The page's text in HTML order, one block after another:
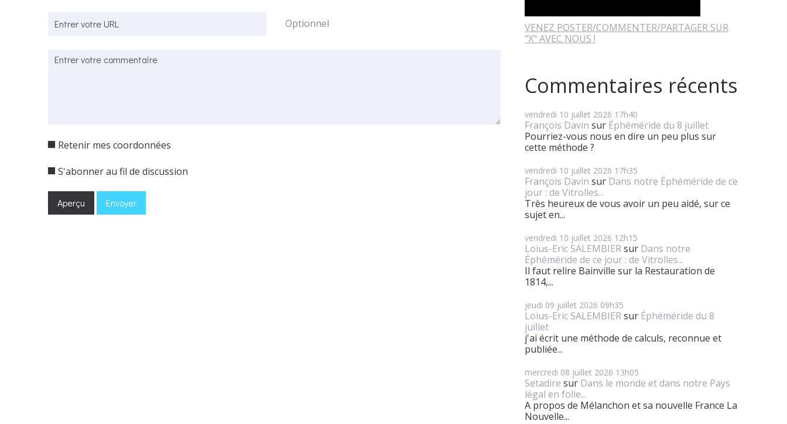
Optionnel
Retenir mes coordonnées
S'abonner au fil de discussion
VENEZ POSTER/COMMENTER/PARTAGER SUR
"X" AVEC NOUS !
Commentaires récents
vendredi 10 juillet 2026 17h40
François Davin sur Éphéméride du 8 juillet
Pourriez-vous nous en dire un peu plus sur
cette méthode ?
vendredi 10 juillet 2026 17h35
François Davin sur Dans notre Éphéméride de ce
jour : de Vitrolles...
Très heureux de vous avoir un peu aidé, sur ce
sujet en...
vendredi 10 juillet 2026 12h15
Loius-Eric SALEMBIERsur Dans notre
Éphéméride de ce jour : de Vitrolles...
Il faut relire Bainville sur la Restauration de
1814,...
jeudi 09 juillet 2026 09h35
Loius-Eric SALEMBIERsur Éphéméride du 8
juillet
j'ai écrit une méthode de calculs, reconnue et
publiée...
mercredi 08 juillet 2026 13h05
Setadire sur Dans le monde et dans notre Pays
légal en folie...
A propos de Mélanchon et sa nouvelle France La
Nouvelle...